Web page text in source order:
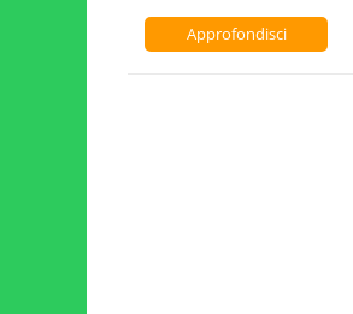
Approfondisci